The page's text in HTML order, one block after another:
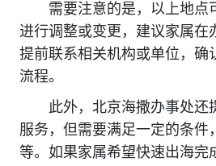
需要注意的是，以上地点
进行调整或变更，建议家属在
提前联系相关机构或单位，确
流程。
此外，北京海撒办事处还
服务，但需要满足一定的条件
等。如果家属希望快速出海完